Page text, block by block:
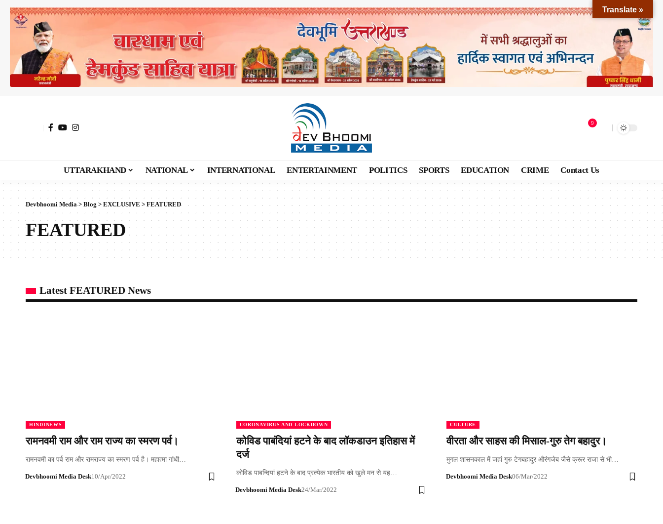
9
UTTARAKHAND NATIONAL INTERNATIONAL ENTERTAINMENT POLITICS SPORTS EDUCATION CRIME Contact Us
Devbhoomi Media> Blog > EXCLUSIVE > FEATURED
FEATURED
Latest FEATURED News
HINDINEWS
रामनवमी राम और राम राज्य का स्मरण पर्व।
रामनवमी का पर्व राम और रामराज्य का स्मरण पर्व है। महात्मा गांधी…
Devbhoomi Media Desk10/Apr/2022
CORONAVIRUS AND LOCKDOWN
कोविड पाबंदियां हटने के बाद लॉकडाउन इतिहास में
दर्ज
कोविड पाबन्दियां हटने के बाद प्रत्येक भारतीय को खुले मन से यह…
Devbhoomi Media Desk24/Mar/2022
CULTURE
वीरता और साहस की मिसाल-गुरु तेग बहादुर।
मुगल शासनकाल में जहां गुरु टेगबहादुर औरंगजेब जैसे क्रूर राजा से भी…
Devbhoomi Media Desk06/Mar/2022
Translate »